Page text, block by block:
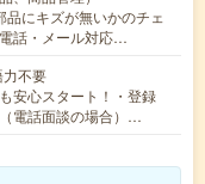
にキズが無いかのチェ
話・メール対応…
力不要
安心スタート！・登録
電話面談の場合）…